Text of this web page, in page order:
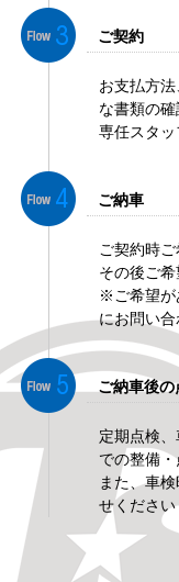
ご契約
お支払方
な書類の
専任スタッ
ご納車
ご契約時
その後ご
※ご希望が
にお問い合
ご納車後
定期点検
での整備・
また、車
せください